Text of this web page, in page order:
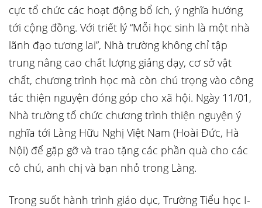
cực tổ chức các hoạt động bổ ích, ý nghĩa hướng
tới cộng đồng. Với triết lý “Mỗi học sinh là một nhà
lãnh đạo tương lai”, Nhà trường không chỉ tập
trung nâng cao chất lượng giảng dạy, cơ sở vật
chất, chương trình học mà còn chú trọng vào công
tác thiện nguyện đóng góp cho xã hội. Ngày 11/01,
Nhà trường tổ chức chương trình thiện nguyện ý
nghĩa tới Làng Hữu Nghị Việt Nam (Hoài Đức, Hà
Nội) để gặp gỡ và trao tặng các phần quà cho các
cô chú, anh chị và bạn nhỏ trong Làng.
Trong suốt hành trình giáo dục, Trường Tiểu học I-